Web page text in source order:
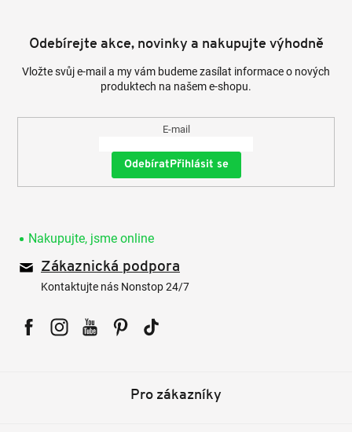
Odebírejte akce, novinky a nakupujte výhodně
Vložte svůj e-mail a my vám budeme zasílat informace o nových
produktech na našem e-shopu.
E-mail
Přihlásit se
Nakupujte, jsme online
Zákaznická podpora
Kontaktujte nás Nonstop 24/7
Pro zákazníky